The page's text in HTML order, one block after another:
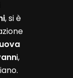
, si è
i,